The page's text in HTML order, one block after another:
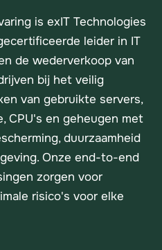
is exIT Technologies
leider in IT
de wederverkoop van
bij het veilig
van gebruikte servers,
CPU's en geheugen met
duurzaamheid
Onze end-to-end
zorgen voor
risico's voor elke